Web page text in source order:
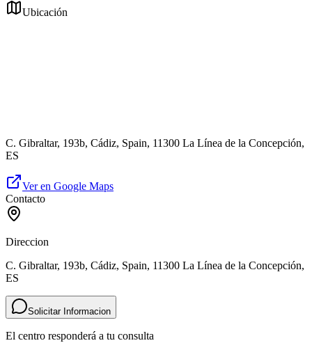
Ubicación
C. Gibraltar, 193b, Cádiz, Spain, 11300 La Línea de la Concepción,
ES
Ver en Google Maps
Contacto
Direccion
C. Gibraltar, 193b, Cádiz, Spain, 11300 La Línea de la Concepción,
ES
Solicitar Informacion
El centro responderá a tu consulta